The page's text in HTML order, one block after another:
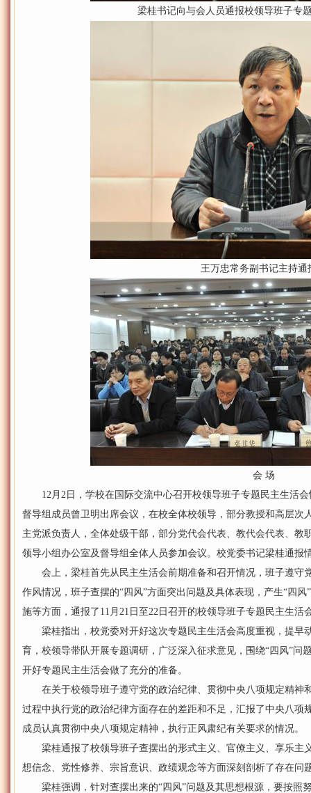
梁桂书记向与会人员通报校领导班子专
王万忠常务副书记主持通
会 场
12月2日，学校在国际交流中心召开校领导班子专题民主生活会
督导组成员曾卫明出席会议，在校全体校领导，部分教授和高层次
主党派负责人，全体处级干部，部分党代会代表、教代会代表、教
领导小组办公室及督导组全体人员参加会议。校党委书记梁桂通报
会上，梁桂首先从民主生活会前期准备和召开情况，班子遵守
作风情况，班子查摆的“四风”方面突出问题及具体表现，产生“四
施等方面，通报了11月21日至22日召开的校领导班子专题民主生活
梁桂指出，校党委对开好这次专题民主生活会高度重视，提早
育，校领导带队开展专题调研，广泛深入征求意见，围绕“四风”问
开好专题民主生活会做了充分的准备。
在关于校领导班子遵守党的政治纪律、贯彻中央八项规定精神
过程中执行党的政治纪律方面存在的差距和不足，汇报了中央八项
成员认真贯彻中央八项规定精神，执行正风肃纪有关要求的情况。
梁桂通报了校领导班子查摆出的形式主义、官僚主义、享乐主
想信念、党性修养、宗旨意识、政绩观念等方面深刻剖析了存在问
梁桂强调，针对查摆出来的“四风”问题及其思想根源，要按照